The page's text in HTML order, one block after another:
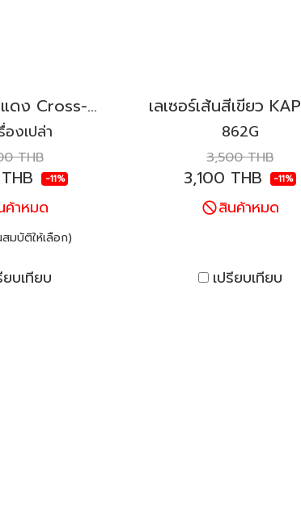
เลเซอร์เส้นสีแดง Cross-Beam KAPRO รุ่น 872 Prolaser®
องเปล่า
THB
-11%
ค้าหมด
มบัติให้เลือก)
ยบเทียบ
862G
3,500 THB
3,100 THB -11%
สินค้าหมด
เปรียบเทียบ